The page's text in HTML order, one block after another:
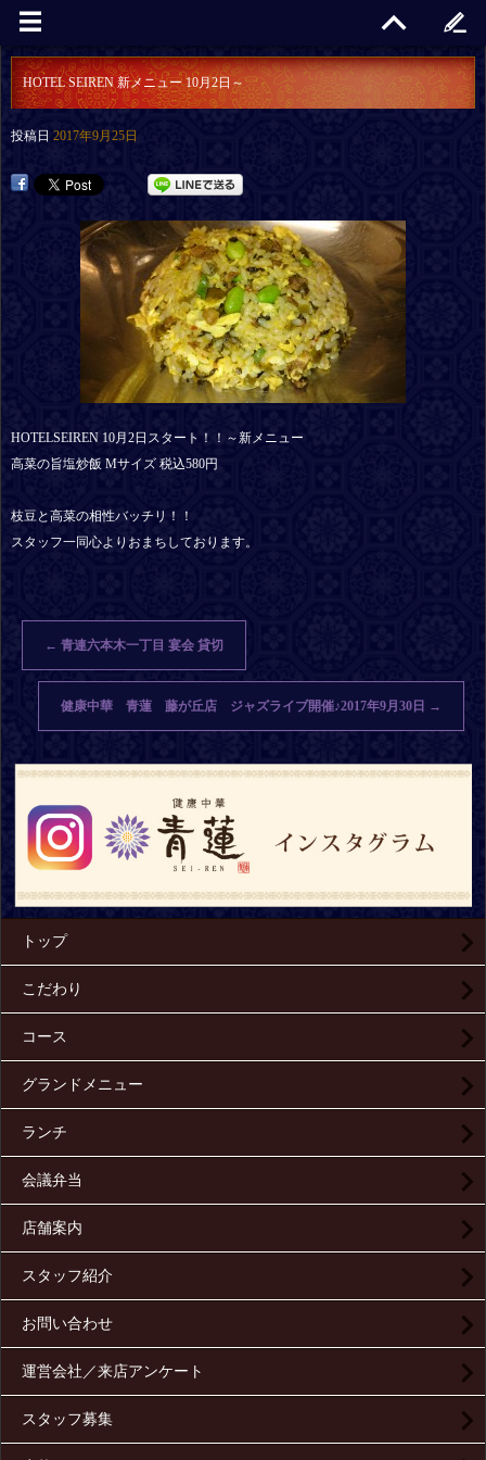
HOTEL SEIREN 新メニュー 10月2日～
投稿日 2017年9月25日
HOTELSEIREN 10月2日スタート！！～新メニュー
高菜の旨塩炒飯 Mサイズ 税込580円
枝豆と高菜の相性バッチリ！！
スタッフ一同心よりおまちしております。
← 青連六本木一丁目 宴会 貸切
健康中華 青蓮 藤が丘店 ジャズライブ開催♪2017年9月30日 →
トップ
こだわり
コース
グランドメニュー
ランチ
会議弁当
店舗案内
スタッフ紹介
お問い合わせ
運営会社／来店アンケート
スタッフ募集